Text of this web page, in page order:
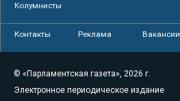
Колумнисты
Контакты Реклама Вакансии
© «Парламентская газета», 2026 г.
Электронное периодическое издание